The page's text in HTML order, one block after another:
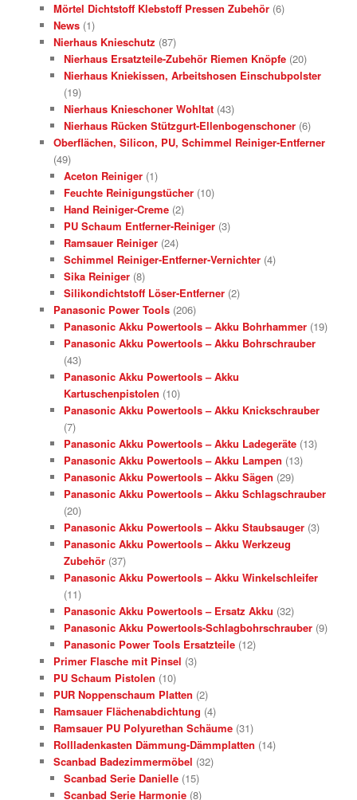
Mörtel Dichtstoff Klebstoff Pressen Zubehör (6)
News (1)
Nierhaus Knieschutz (87)
Nierhaus Ersatzteile-Zubehör Riemen Knöpfe (20)
Nierhaus Kniekissen, Arbeitshosen Einschubpolster
(19)
Nierhaus Knieschoner Wohltat (43)
Nierhaus Rücken Stützgurt-Ellenbogenschoner (6)
Oberflächen, Silicon, PU, Schimmel Reiniger-Entferner
(49)
Aceton Reiniger (1)
Feuchte Reinigungstücher (10)
Hand Reiniger-Creme (2)
PU Schaum Entferner-Reiniger (3)
Ramsauer Reiniger (24)
Schimmel Reiniger-Entferner-Vernichter (4)
Sika Reiniger (8)
Silikondichtstoff Löser-Entferner (2)
Panasonic Power Tools (206)
Panasonic Akku Powertools – Akku Bohrhammer (19)
Panasonic Akku Powertools – Akku Bohrschrauber
(43)
Panasonic Akku Powertools – Akku
Kartuschenpistolen (10)
Panasonic Akku Powertools – Akku Knickschrauber
(7)
Panasonic Akku Powertools – Akku Ladegeräte (13)
Panasonic Akku Powertools – Akku Lampen (13)
Panasonic Akku Powertools – Akku Sägen (29)
Panasonic Akku Powertools – Akku Schlagschrauber
(20)
Panasonic Akku Powertools – Akku Staubsauger (3)
Panasonic Akku Powertools – Akku Werkzeug
Zubehör (37)
Panasonic Akku Powertools – Akku Winkelschleifer
(11)
Panasonic Akku Powertools – Ersatz Akku (32)
Panasonic Akku Powertools-Schlagbohrschrauber (9)
Panasonic Power Tools Ersatzteile (12)
Primer Flasche mit Pinsel (3)
PU Schaum Pistolen (10)
PUR Noppenschaum Platten (2)
Ramsauer Flächenabdichtung (4)
Ramsauer PU Polyurethan Schäume (31)
Rollladenkasten Dämmung-Dämmplatten (14)
Scanbad Badezimmermöbel (32)
Scanbad Serie Danielle (15)
Scanbad Serie Harmonie (8)